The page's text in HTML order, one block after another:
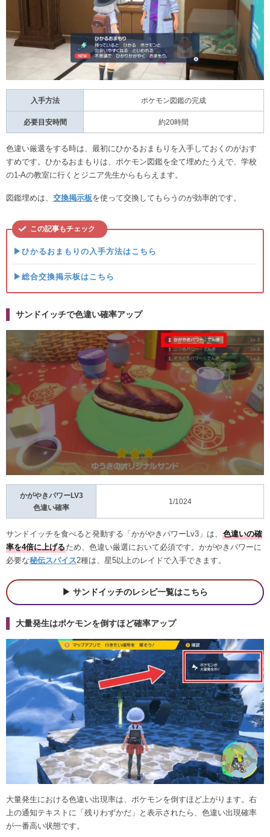
入手方法 ポケモン図鑑の完成
必要目安時間 約20時間
色違い厳選をする時は、最初にひかるおまもりを入手しておくのがおす
すめです。ひかるおまもりは、ポケモン図鑑を全て埋めたうえで、学校
の1-Aの教室に行くとジニア先生からもらえます。
図鑑埋めは、 交換掲示板を使って交換してもらうのが効率的です。
この記事もチェック
▶ひかるおまもりの入手方法はこちら
▶総合交換掲示板はこちら
サンドイッチで色違い確率アップ
かがやきパワーLV3
色違い確率
1/1024
サンドイッチを食べると発動する「かがやきパワーLv3」は、 色違いの確
率を4倍に上げるため、色違い厳選において必須です。かがやきパワーに
必要な秘伝スパイス2種は、星5以上のレイドで入手できます。
サンドイッチのレシピ一覧はこちら
大量発生はポケモンを倒すほど確率アップ
大量発生における色違い出現率は、ポケモンを倒すほど上がります。右
上の通知テキストに「残りわずかだ」と表示されたら、色違い出現確率
が一番高い状態です。